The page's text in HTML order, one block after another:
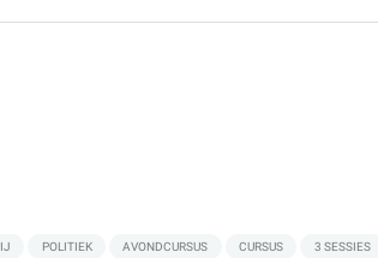
POLITIEK AVONDCURSUS CURSUS 3 SESSIES